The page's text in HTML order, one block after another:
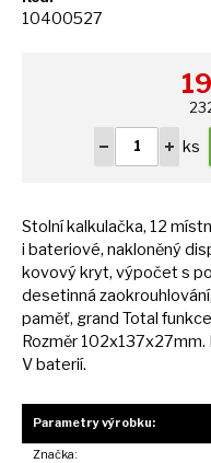
10400527
ks
Stolní kalkulačka, 12
i bateriové, nakloněný
kovový kryt, výpočets
desetinná
paměť, grand Total
Rozměr 102x137x27mm.
Vbaterií.
Parametry výrobku:
Značka: